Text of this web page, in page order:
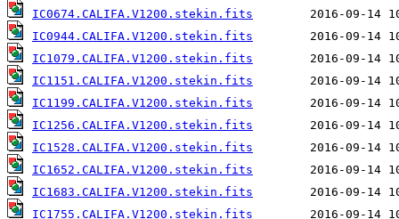
IC0674.CALIFA.V1200.stekin.fits
IC0944.CALIFA.V1200.stekin.fits
IC1079.CALIFA.V1200.stekin.fits
IC1151.CALIFA.V1200.stekin.fits
IC1199.CALIFA.V1200.stekin.fits
IC1256.CALIFA.V1200.stekin.fits
IC1528.CALIFA.V1200.stekin.fits
IC1652.CALIFA.V1200.stekin.fits
IC1683.CALIFA.V1200.stekin.fits
IC1755.CALIFA.V1200.stekin.fits